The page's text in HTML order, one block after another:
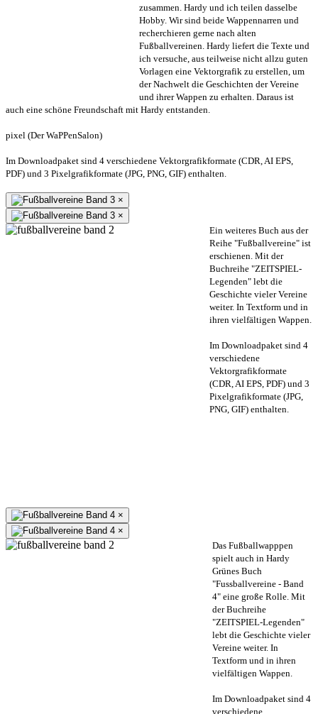
zusammen. Hardy und ich teilen dasselbe
Hobby. Wir sind beide Wappennarren und
recherchieren gerne nach alten
Fußballvereinen. Hardy liefert die Texte und
ich versuche, aus teilweise nicht allzu guten
Vorlagen eine Vektorgrafik zu erstellen, um
der Nachwelt die Geschichten der Vereine
und ihrer Wappen zu erhalten. Daraus ist
auch eine schöne Freundschaft mit Hardy entstanden.
pixel (Der WaPPenSalon)
Im Downloadpaket sind 4 verschiedene Vektorgrafikformate (CDR, AI EPS,
PDF) und 3 Pixelgrafikformate (JPG, PNG, GIF) enthalten.
×
×
Ein weiteres Buch aus der
Reihe "Fußballvereine" ist
erschienen. Mit der
Buchreihe "ZEITSPIEL-
Legenden" lebt die
Geschichte vieler Vereine
weiter. In Textform und in
ihren vielfältigen Wappen.
Im Downloadpaket sind 4
verschiedene
Vektorgrafikformate
(CDR, AI EPS, PDF) und 3
Pixelgrafikformate (JPG,
PNG, GIF) enthalten.
×
×
Das Fußballwapppen
spielt auch in Hardy
Grünes Buch
"Fussballvereine - Band
4" eine große Rolle. Mit
der Buchreihe
"ZEITSPIEL-Legenden"
lebt die Geschichte vieler
Vereine weiter. In
Textform und in ihren
vielfältigen Wappen.
Im Downloadpaket sind 4
verschiedene